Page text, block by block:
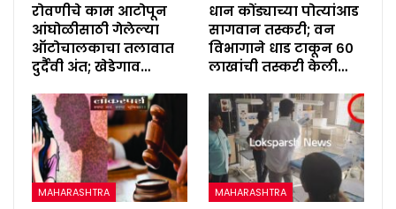
रोवणीचे काम आटोपून
आंघोळीसाठी गेलेल्या
ऑटोचालकाचा तलावात
दुर्दैवी अंत; खेडेगाव…
धान कोंड्याच्या पोत्यांआड
सागवान तस्करी; वन
विभागाने धाड टाकून ६०
लाखांची तस्करी केली…
MAHARASHTRA MAHARASHTRA